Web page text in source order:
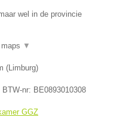
wel in de provincie
▼
(Limburg)
, BTW-nr: BE0893010308
GGZ